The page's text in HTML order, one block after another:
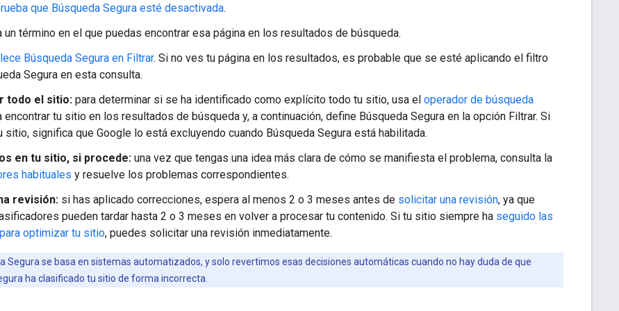
que Búsqueda Segura esté desactivada.
un término en el que puedas encontrar esa página en los resultados de búsqueda.
Búsqueda Segura en Filtrar. Si no ves tu página en los resultados, es probable que se esté aplicando el filtro
Segura en esta consulta.
todo el sitio: para determinar si se ha identificado como explícito todo tu sitio, usa el operador de búsqueda
encontrar tu sitio en los resultados de búsqueda y, a continuación, define Búsqueda Segura en la opción Filtrar. Si
sitio, significa que Google lo está excluyendo cuando Búsqueda Segura está habilitada.
en tu sitio, si procede: una vez que tengas una idea más clara de cómo se manifiesta el problema, consulta la
habituales y resuelve los problemas correspondientes.
revisión: si has aplicado correcciones, espera al menos 2 o 3 meses antes de solicitar una revisión, ya que
pueden tardar hasta 2 o 3 meses en volver a procesar tu contenido. Si tu sitio siempre ha seguido las
optimizar tu sitio, puedes solicitar una revisión inmediatamente.
Segura se basa en sistemas automatizados, y solo revertimos esas decisiones automáticas cuando no hay duda de que
ha clasificado tu sitio de forma incorrecta.